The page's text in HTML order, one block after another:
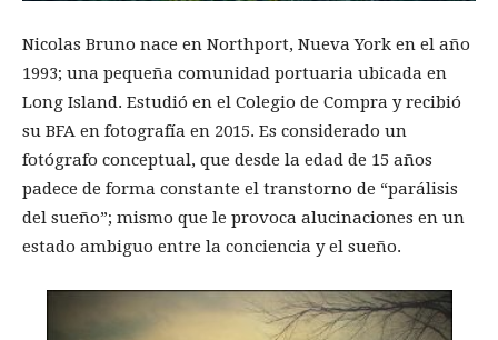
Nicolas Bruno nace en Northport, Nueva York en el año
1993; una pequeña comunidad portuaria ubicada en
Long Island. Estudió en el Colegio de Compra y recibió
su BFA en fotografía en 2015. Es considerado un
fotógrafo conceptual, que desde la edad de 15 años
padece de forma constante el transtorno de “parálisis
del sueño”; mismo que le provoca alucinaciones en un
estado ambiguo entre la conciencia y el sueño.